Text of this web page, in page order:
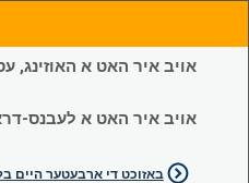
אויב איר האט א האוזינג,
אויב איר האט א לעבנס-
באזוכט די ארבעטער היים